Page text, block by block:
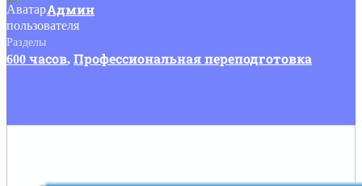
Админ
Разделы
600 часов, Профессиональная переподготовка